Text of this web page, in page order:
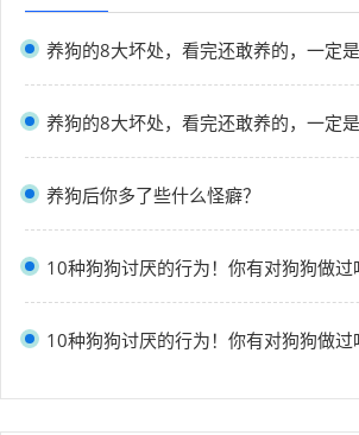
养狗后你多了些什么怪癖？
10种狗狗讨厌的行为！你有对狗狗做过
10种狗狗讨厌的行为！你有对狗狗做过